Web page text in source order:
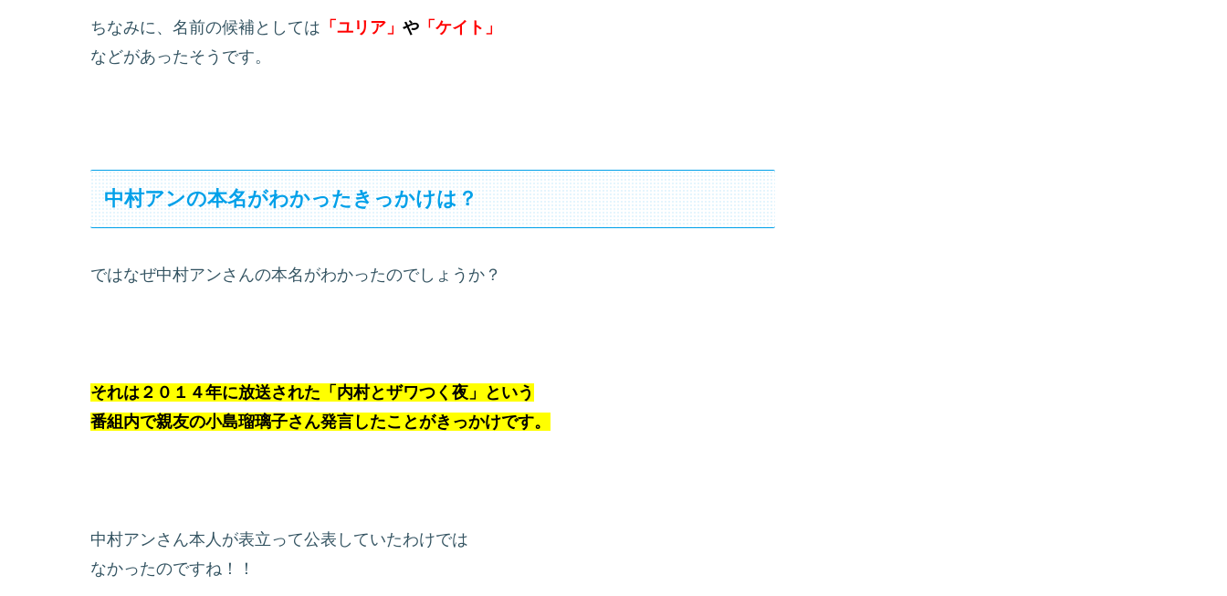
ちなみに、名前の候補としては 「ユリア」 や 「ケイト」
などがあったそうです。
中村アンの本名がわかったきっかけは？
ではなぜ中村アンさんの本名がわかったのでしょうか？
それは２０１４年に放送された「内村とザワつく夜」という
番組内で親友の小島瑠璃子さん発言したことがきっかけです。
中村アンさん本人が表立って公表していたわけでは
なかったのですね！！